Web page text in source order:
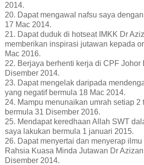
2014.
20. Dapat mengawal nafsu saya
17 Mac 2014.
21. Dapat duduk di hotseat IMKK Dr
memberikan inspirasi jutawan kepada
Mac 2016.
22. Berjaya berhenti kerja di CPF Johor
Disember 2014.
23. Dapat mengelak daripada
yang negatif bermula 18 Mac 2014.
24. Mampu menunaikan umrah setiap 2
bermula 31 Disember 2016.
25. Mendapat keredhaan Allah SWT
saya lakukan bermula 1 januari 2015.
26. Dapat menyertai dan menyerap
Rahsia Kuasa Minda Jutawan Dr
Disember 2014.